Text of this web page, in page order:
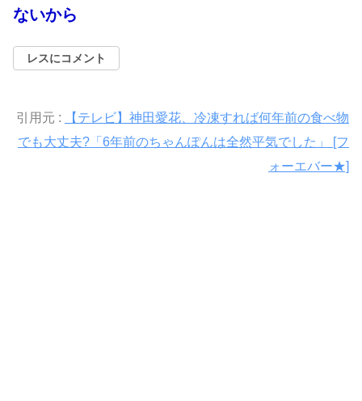
ないから
レスにコメント
引用元 :
【テレビ】神田愛花、冷凍すれば何年前の食べ物
でも大丈夫?「6年前のちゃんぽんは全然平気でした」 [フ
ォーエバー★]